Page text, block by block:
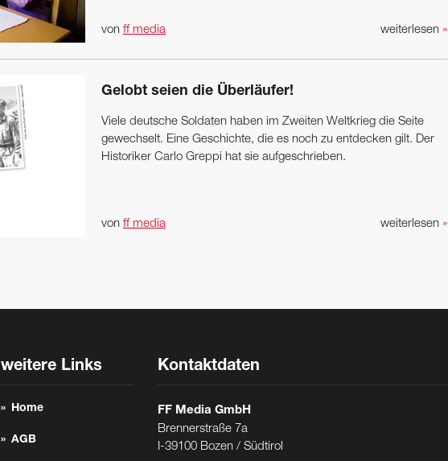
weiterlesen »
von ff media
Gelobt seien die Überläufer!
Viele deutsche Soldaten haben im Zweiten Weltkrieg die Seite
gewechselt. Eine Geschichte, die es noch zu entdecken gilt. Der
Historiker Carlo Greppi hat sie aufgeschrieben.
weiterlesen »
von ff media
weitere Links
Home
AGB
Kontaktdaten
FF Media GmbH
Brennerstraße 7a
I-39100 Bozen / Südtirol